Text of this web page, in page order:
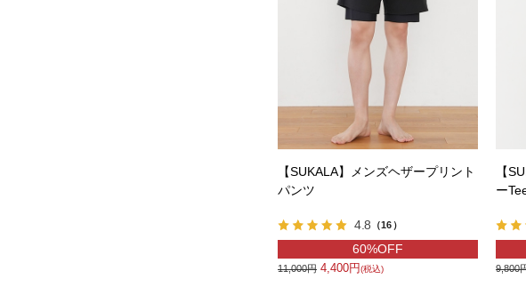
【SUKALA】メンズヘザープリント
パンツ
4.8 （16）
60%OFF
11,000円 4,400円(税込)
【
ー
9,800